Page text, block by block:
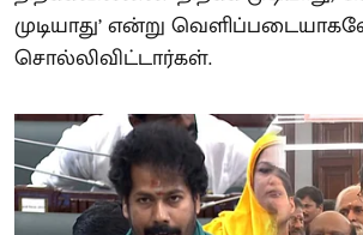
முடியாது’ என்று
சொல்லிவிட்டார்கள்.